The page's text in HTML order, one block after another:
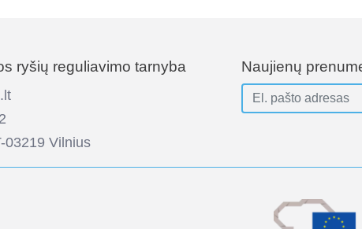
ryšių reguliavimo tarnyba
03219 Vilnius
Naujienų